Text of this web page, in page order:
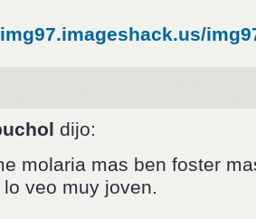
dijo:
molaria mas ben foster
veo muy joven.